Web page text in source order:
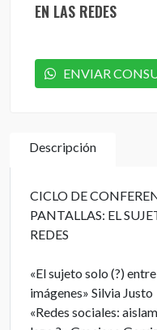
EN LAS REDES
ENVIAR
Descripción
CICLO DE
PANTALLAS: EL
REDES
«El sujeto solo (?)
imágenes» Silvia Justo
«Redes sociales: